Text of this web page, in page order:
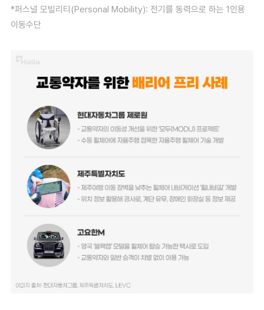
*퍼스널 모빌리티(Personal Mobility): 전기를 동력으로 하는 1인용
이동수단